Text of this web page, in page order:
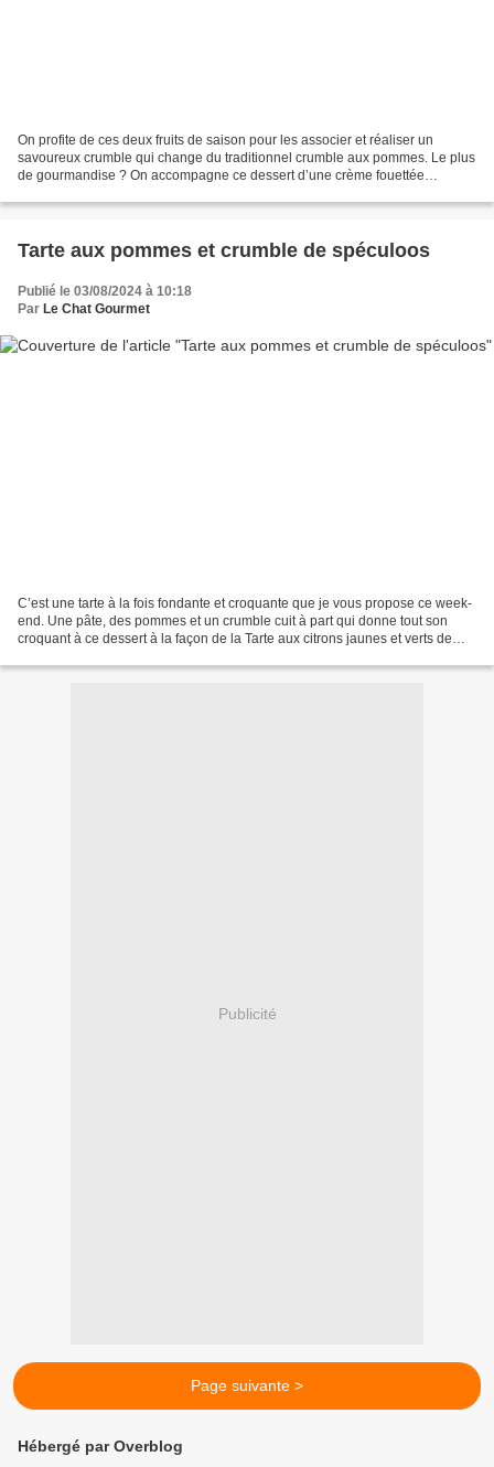
On profite de ces deux fruits de saison pour les associer et réaliser un
savoureux crumble qui change du traditionnel crumble aux pommes. Le plus
de gourmandise ? On accompagne ce dessert d’une crème fouettée
Tarte aux pommes et crumble de spéculoos
Publié le 03/08/2024 à 10:18
Par Le Chat Gourmet
C’est une tarte à la fois fondante et croquante que je vous propose ce week-
end. Une pâte, des pommes et un crumble cuit à part qui donne tout son
croquant à ce dessert à la façon de la Tarte aux citrons jaunes et verts de
Publicité
Page suivante >
Hébergé par Overblog